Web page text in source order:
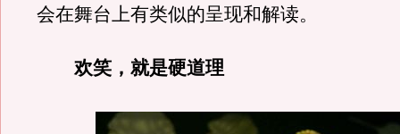
会在舞台上有类似的呈现和解读。
欢笑，就是硬道理